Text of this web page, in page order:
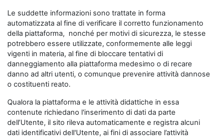
Le suddette informazioni sono trattate in forma
automatizzata al fine di verificare il corretto funzionamento
della piattaforma, nonché per motivi di sicurezza, le stesse
potrebbero essere utilizzate, conformemente alle leggi
vigenti in materia, al fine di bloccare tentativi di
danneggiamento alla piattaforma medesimo o di recare
danno ad altri utenti, o comunque prevenire attività dannose
o costituenti reato.
Qualora la piattaforma e le attività didattiche in essa
contenute richiedano l'inserimento di dati da parte
dell’Utente, il sito rileva automaticamente e registra alcuni
dati identificativi dell'Utente, ai fini di associare l’attività